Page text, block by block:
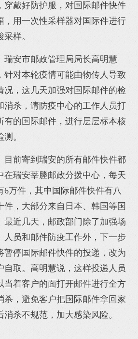
穿戴好防护服，对国际邮件快件
，用一次性采样器对国际件进行
采样。
瑞安市邮政管理局局长高明慧
针对本轮疫情可能由物传人导致
况，这几天加强对国际邮件的检
消杀，请防疫中心的工作人员打
有的国际邮件，进行层层标本核
测。
目前寄到瑞安的所有邮件快件都
在瑞安莘塍邮政分拨中心，每天
6万件，其中国际邮件快件有八
件，大部分来自日本、韩国等国
最近几天，邮政部门除了加强场
人员和邮件防疫工作外，下一步
暂停国际邮件快件的投递，改为
自取。高明慧说，这样投递人员
当着客户的面打开邮件进行全方
杀，避免客户把国际邮件拿回家
消杀不规范，加大感染风险。